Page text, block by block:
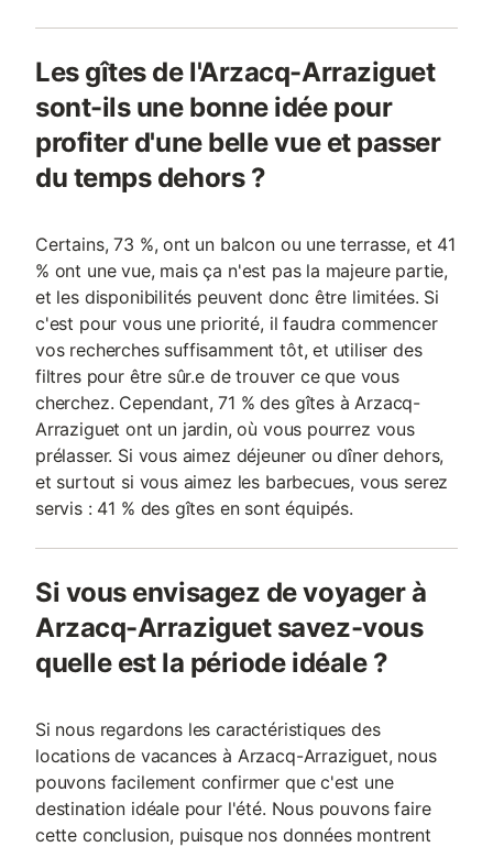
Les gîtes de l'Arzacq-Arraziguet
sont-ils une bonne idée pour
profiter d'une belle vue et passer
du temps dehors ?
Certains, 73 %, ont un balcon ou une terrasse, et 41
% ont une vue, mais ça n'est pas la majeure partie,
et les disponibilités peuvent donc être limitées. Si
c'est pour vous une priorité, il faudra commencer
vos recherches suffisamment tôt, et utiliser des
filtres pour être sûr.e de trouver ce que vous
cherchez. Cependant, 71 % des gîtes à Arzacq-
Arraziguet ont un jardin, où vous pourrez vous
prélasser. Si vous aimez déjeuner ou dîner dehors,
et surtout si vous aimez les barbecues, vous serez
servis : 41 % des gîtes en sont équipés.
Si vous envisagez de voyager à
Arzacq-Arraziguet savez-vous
quelle est la période idéale ?
Si nous regardons les caractéristiques des
locations de vacances à Arzacq-Arraziguet, nous
pouvons facilement confirmer que c'est une
destination idéale pour l'été. Nous pouvons faire
cette conclusion, puisque nos données montrent